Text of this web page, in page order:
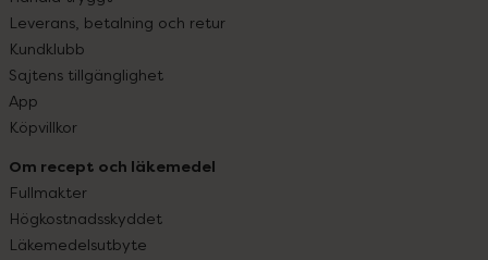
Leverans, betalning och retur
Kundklubb
Sajtens tillgänglighet
App
Köpvillkor
Om recept och läkemedel
Fullmakter
Högkostnadsskyddet
Läkemedelsutbyte